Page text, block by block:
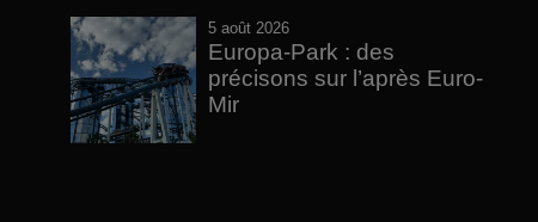
5 août 2026
Europa-Park : des
précisons sur l’après Euro-
Mir